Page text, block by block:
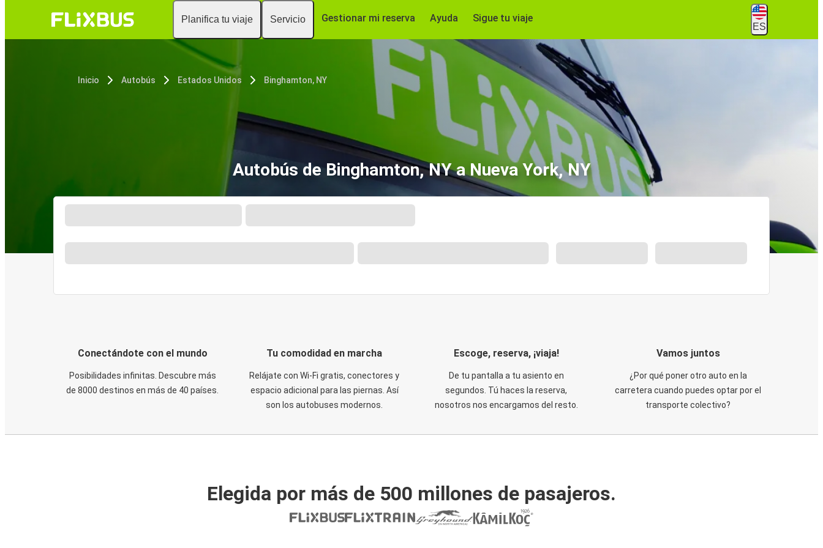
Planifica tu viaje Servicio Gestionar mi reserva Ayuda Sigue tu viaje
ES
Inicio Autobús Estados Unidos Binghamton, NY
Autobús de Binghamton, NY a Nueva York, NY
Conectándote con el mundo
Posibilidades infinitas. Descubre más
de 8000 destinos en más de 40 países.
Tu comodidad en marcha
Relájate con Wi-Fi gratis, conectores y
espacio adicional para las piernas. Así
son los autobuses modernos.
Escoge, reserva, ¡viaja!
De tu pantalla a tu asiento en
segundos. Tú haces la reserva,
nosotros nos encargamos del resto.
Vamos juntos
¿Por qué poner otro auto en la
carretera cuando puedes optar por el
transporte colectivo?
Elegida por más de 500 millones de pasajeros.